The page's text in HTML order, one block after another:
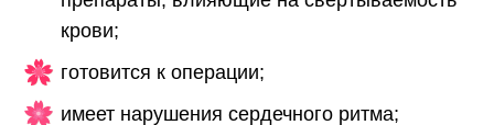
крови;
готовится к операции;
имеет нарушения сердечного ритма;